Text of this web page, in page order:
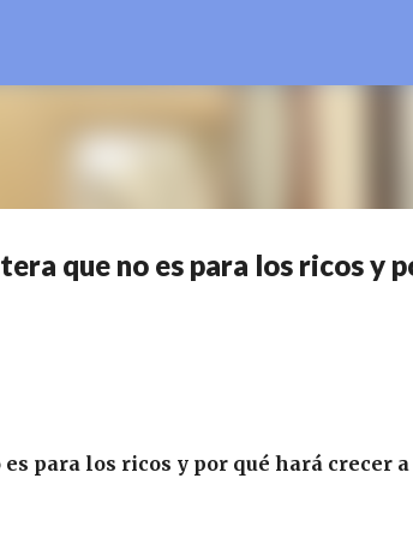
que no es para los ricos y
para los ricos y por qué hará crecer a